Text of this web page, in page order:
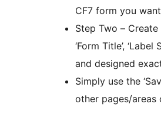
CF7 form you
Step Two –
‘Form Title’,
and designed
Simply use the
other pages/areas